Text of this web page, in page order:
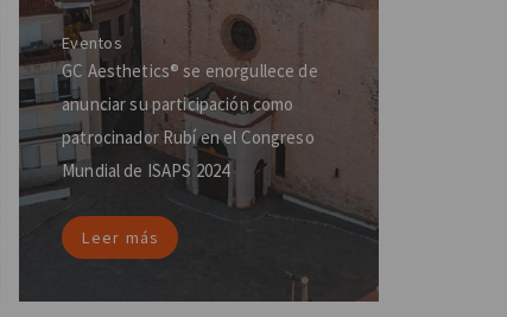
Eventos
GC Aesthetics® se enorgullece de
anunciar su participación como
patrocinador Rubí en el Congreso
Mundial de ISAPS 2024
Leer más